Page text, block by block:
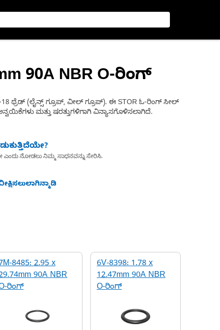
90A NBR O-ರಿಂಗ್
ಥ್ರೆಡ್ (ಲೈನ್ಸ್ ಗ್ರೂಪ್, ವೀಲ್ ಗ್ರೂಪ್). ಈ STOR ಓ-ರಿಂಗ್ ಸೀಲ್
ಮತ್ತು ಷರತ್ತುಗಳಿಗಾಗಿ ವಿನ್ಯಾಸಗೊಳಿಸಲಾಗಿದೆ.
ನೋಡಲು ನಿಮ್ಮ ಸಾಧನವನ್ನು ಸೇರಿಸಿ.
8485: 2.95 x
90A NBR
ರಿಂಗ್
6V-8398: 1.78 x
12.47mm 90A NBR
O-ರಿಂಗ್